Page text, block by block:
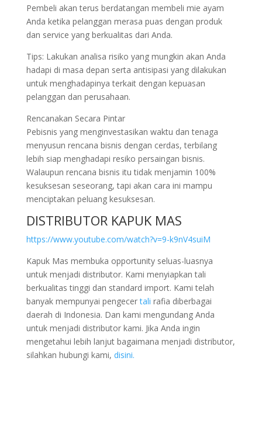
Pembeli akan terus berdatangan membeli mie ayam
Anda ketika pelanggan merasa puas dengan produk
dan service yang berkualitas dari Anda.
Tips: Lakukan analisa risiko yang mungkin akan Anda
hadapi di masa depan serta antisipasi yang dilakukan
untuk menghadapinya terkait dengan kepuasan
pelanggan dan perusahaan.
Rencanakan Secara Pintar
Pebisnis yang menginvestasikan waktu dan tenaga
menyusun rencana bisnis dengan cerdas, terbilang
lebih siap menghadapi resiko persaingan bisnis.
Walaupun rencana bisnis itu tidak menjamin 100%
kesuksesan seseorang, tapi akan cara ini mampu
menciptakan peluang kesuksesan.
DISTRIBUTOR KAPUK MAS
https://www.youtube.com/watch?v=9-k9nV4suiM
Kapuk Mas membuka opportunity seluas-luasnya
untuk menjadi distributor. Kami menyiapkan tali
berkualitas tinggi dan standard import. Kami telah
banyak mempunyai pengecertali rafia diberbagai
daerah di Indonesia. Dan kami mengundang Anda
untuk menjadi distributor kami. Jika Anda ingin
mengetahui lebih lanjut bagaimana menjadi distributor,
silahkan hubungi kami, disini.